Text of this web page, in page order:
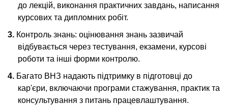
до лекцій, виконання практичних завдань, написання
курсових та дипломних робіт.
Контроль знань: оцінювання знань зазвичай
відбувається через тестування, екзамени, курсові
роботи та інші форми контролю.
Багато ВНЗ надають підтримку в підготовці до
кар'єри, включаючи програми стажування, практик та
консультування з питань працевлаштування.